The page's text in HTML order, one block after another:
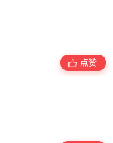
点赞